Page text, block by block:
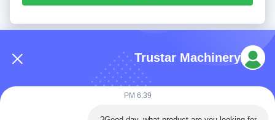
Trustar Machinery
6:39 PM